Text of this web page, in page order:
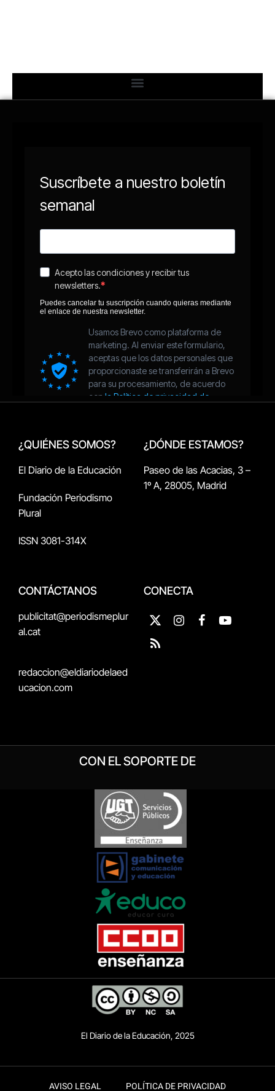
¿QUIÉNES SOMOS?
El Diario de la Educación
Fundación Periodismo
Plural
ISSN 3081-314X
¿DÓNDE ESTAMOS?
Paseo de las Acacias, 3 –
1º A, 28005, Madrid
CONTÁCTANOS
publicitat@periodismeplur
al.cat
redaccion@eldiariodelaed
ucacion.com
CONECTA
X
(Twitter)
InstagramFacebookYouTube
RSS
CON EL SOPORTE DE
El Diario de la Educación, 2025
AVISO LEGAL POLÍTICA DE PRIVACIDAD